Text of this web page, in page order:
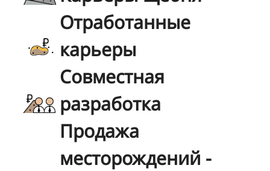
Отработанные
карьеры
Совместная
разработка
Продажа
месторождений -